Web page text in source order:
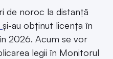
de noroc la distanță
și-au obținut licența în
2026. Acum se vor
legii în Monitorul